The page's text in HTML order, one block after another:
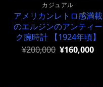
カジュアル
アメリカンレトロ感満載
のエルジンのアンティー
ク腕時計 【1924年頃】
元
¥200,000 現
¥160,000